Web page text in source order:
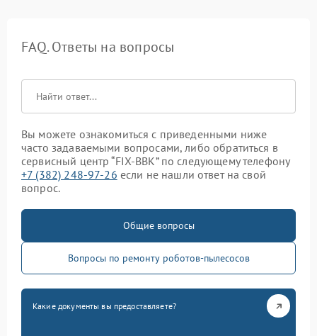
FAQ. Ответы на вопросы
Вы можете ознакомиться с приведенными ниже
часто задаваемыми вопросами, либо обратиться в
сервисный центр “FIX-BBK” по следующему телефону
+7 (382) 248-97-26 если не нашли ответ на свой
вопрос.
Общие вопросы
Вопросы по ремонту роботов-пылесосов
Какие документы вы предоставляете?